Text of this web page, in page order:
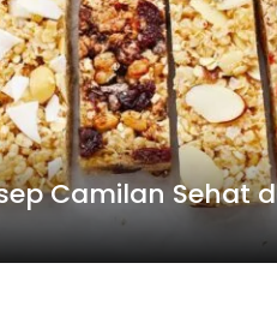
Camilan Sehat